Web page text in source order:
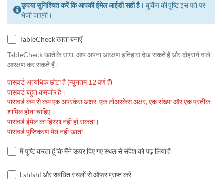
कृपया सुनिश्चित करें कि आपकी ईमेल आईडी सही है। बुकिंग की पुष्टि इस पते पर
भेजी जाएगी।
TableCheck खाता बनाएँ
TableCheck खाते के साथ, आप अपना आरक्षण इतिहास देख सकते हैं और दोहराने वाले
आरक्षण कर सकते हैं।
पासवर्ड अत्यधिक छोटा है (न्यूनतम 12 वर्ण हैं)
पासवर्ड बहुत कमजोर है।
पासवर्ड कम से कम एक अपरकेस अक्षर, एक लोअरकेस अक्षर, एक संख्या और एक प्रतीक
शामिल होना चाहिए।
पासवर्ड ईमेल का हिस्सा नहीं हो सकता।
पासवर्ड पुष्टिकरण मेल नहीं खाता
मैं पुष्टि करता हूं कि मैंने ऊपर दिए गए स्थल से संदेश को पढ़ लिया है
Lshlshl और संबंधित स्थलों से ऑफर प्राप्त करें